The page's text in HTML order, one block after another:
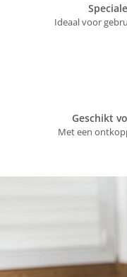
Ideaal voor
Geschikt
Met een